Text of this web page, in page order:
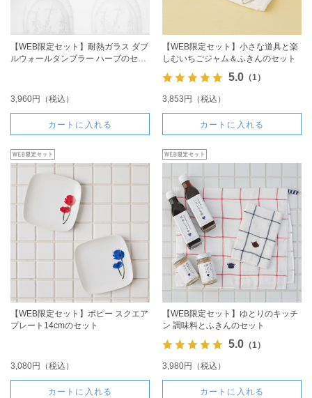
【WEB限定セット】耐熱ガラス ダブ
ルウォールタンブラー ハーブのセッ
3,960円（税込）
カートに入れる
【WEB限定セット】小さな道具と楽
しむいちごジャム＆ふきんのセット
5.0（1）
3,853円（税込）
カートに入れる
【WEB限定セット】ポピー スクエア
プレート14cmのセット
3,080円（税込）
カートに入れる
【WEB限定セット】ゆとりのキッチ
ン 調味料とふきんのセット
5.0（1）
3,980円（税込）
カートに入れる